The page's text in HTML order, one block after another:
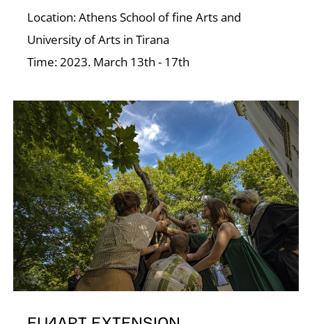
Location: Athens School of fine Arts and
University of Arts in Tirana
Time: 2023. March 13th - 17th